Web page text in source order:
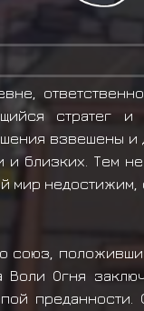
стратег и
взвешены и
и близких. Тем
мир недостижим,
союз,
Огня
преданности.